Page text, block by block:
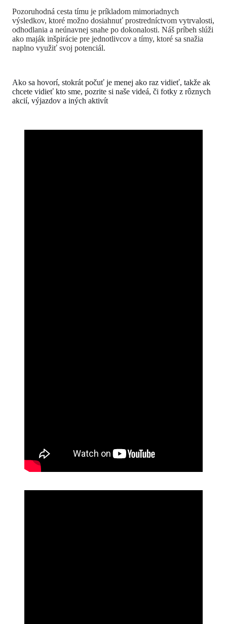
Pozoruhodná cesta tímu je príkladom mimoriadnych
výsledkov, ktoré možno dosiahnuť prostredníctvom vytrvalosti,
odhodlania a neúnavnej snahe po dokonalosti. Náš príbeh slúži
ako maják inšpirácie pre jednotlivcov a tímy, ktoré sa snažia
naplno využiť svoj potenciál.
Ako sa hovorí, stokrát počuť je menej ako raz vidieť, takže ak
chcete vidieť kto sme, pozrite si naše videá, či fotky z rôznych
akcií, výjazdov a iných aktivít